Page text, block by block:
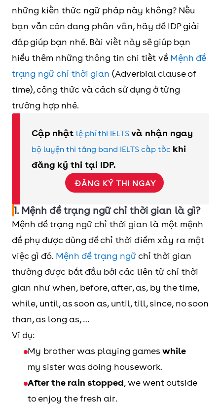
những kiến thức ngữ pháp này không? Nếu
bạn vẫn còn đang phân vân, hãy để IDP giải
đáp giúp bạn nhé. Bài viết này sẽ giúp bạn
hiểu thêm những thông tin chi tiết về Mệnh đề
trạng ngữ chỉ thời gian (Adverbial clause of
time), công thức và cách sử dụng ở từng
trường hợp nhé.
Cập nhật lệ phí thi IELTS và nhận ngay
bộ luyện thi tăng band IELTS cấp tốc khi
đăng ký thi tại IDP.
ĐĂNG KÝ THI NGAY
1. Mệnh đề trạng ngữ chỉ thời gian là gì?
Mệnh đề trạng ngữ chỉ thời gian là một mệnh
đề phụ được dùng để chỉ thời điểm xảy ra một
việc gì đó. Mệnh đề trạng ngữ chỉ thời gian
thường được bắt đầu bởi các liên từ chỉ thời
gian như when, before, after, as, by the time,
while, until, as soon as, until, till, since, no soon
than, as long as, …
Ví dụ:
My brother was playing games while
my sister was doing housework.
After the rain stopped, we went outside
to enjoy the fresh air.